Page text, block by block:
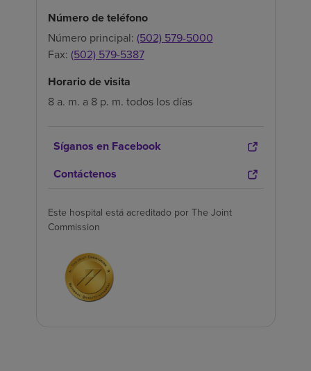
Número de teléfono
Número principal: (502) 579-5000
Fax: (502) 579-5387
Horario de visita
8 a. m. a 8 p. m. todos los días
Síganos en Facebook
Contáctenos
Este hospital está acreditado por The Joint
Commission